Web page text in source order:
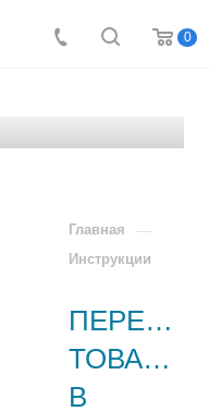
0
Главная
Инструкции
ПЕРЕНОС
ТОВАРОВ
В